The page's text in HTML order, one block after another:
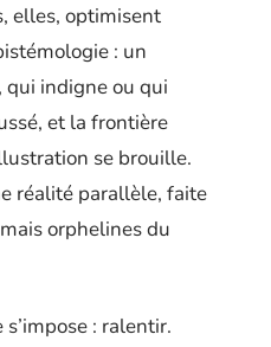
elles, optimisent
: un
indigne ou qui
et la frontière
se brouille.
réalité parallèle, faite
orphelines du
: ralentir.